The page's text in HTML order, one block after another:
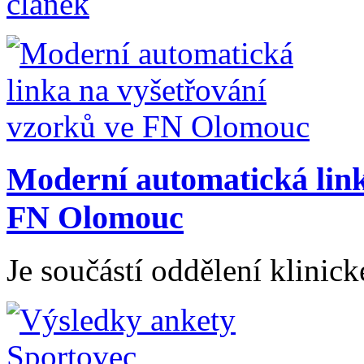
Moderní automatická
FN Olomouc
Je součástí oddělení